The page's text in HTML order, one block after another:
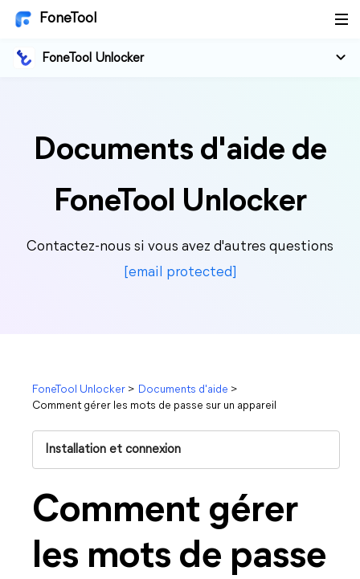
FoneTool
FoneTool Unlocker
Documents d'aide de
FoneTool Unlocker
Contactez-nous si vous avez d'autres questions
[email protected]
FoneTool Unlocker > Documents d'aide >
Comment gérer les mots de passe sur un appareil
Installation et connexion
Comment gérer
les mots de passe